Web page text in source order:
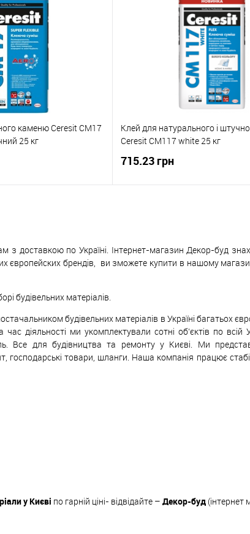
каменю Ceresit CM17
25 кг
Клей для натурального і
Ceresit CM117 white 25 кг
715.23 грн
з доставкою по Україні. Інтернет-магазин Декор-буд
європейскихбрендів, ви зможете купити в нашому
будівельних матеріалів.
будівельних матеріалів в Україні багатьох
діяльності ми укомплектували сотні об'єктів по
Все для будівництва та ремонту у Києві. Ми
господарські товари, шланги. Наша компанія працює
у Києві по гарній ціні- відвідайте – Декор-буд (інтернет